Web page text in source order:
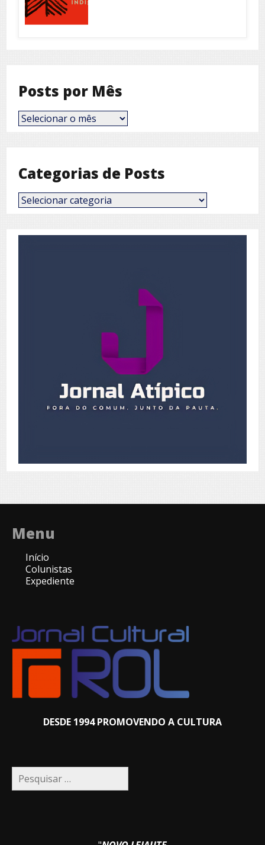
Posts por Mês
Posts
por
Categorias de Posts
Categorias
de
Menu
Início
Colunistas
Expediente
DESDE 1994 PROMOVENDO A CULTURA
Pesquisar
por: